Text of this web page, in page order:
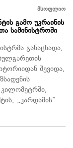
მსოფლიო
გამო უკრაინის
სამინისტროში
განაცხადა,
შევიდა,
„კარდამის“